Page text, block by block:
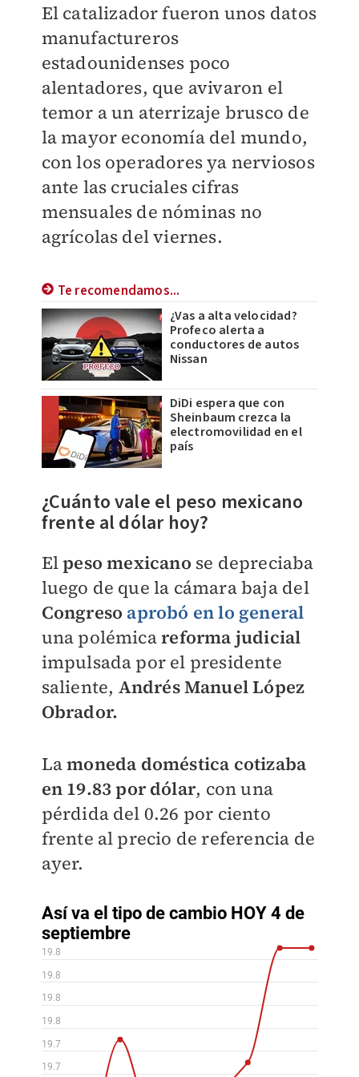
El catalizador fueron unos datos
manufactureros
estadounidenses poco
alentadores, que avivaron el
temor a un aterrizaje brusco de
la mayor economía del mundo,
con los operadores ya nerviosos
ante las cruciales cifras
mensuales de nóminas no
agrícolas del viernes.
Te recomendamos...
¿Vas a alta velocidad?
Profeco alerta a
conductores de autos
Nissan
DiDi espera que con
Sheinbaum crezca la
electromovilidad en el
país
¿Cuánto vale el peso mexicano
frente al dólar hoy?
Elpeso mexicano se depreciaba
luego de que la cámara baja del
Congreso aprobó en lo general
una polémicareforma judicial
impulsada por el presidente
saliente, Andrés Manuel López
Obrador.
Lamoneda doméstica cotizaba
en 19.83 por dólar, con una
pérdida del 0.26 por ciento
frente al precio de referencia de
ayer.